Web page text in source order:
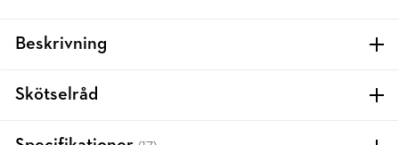
Beskrivning
Skötselråd